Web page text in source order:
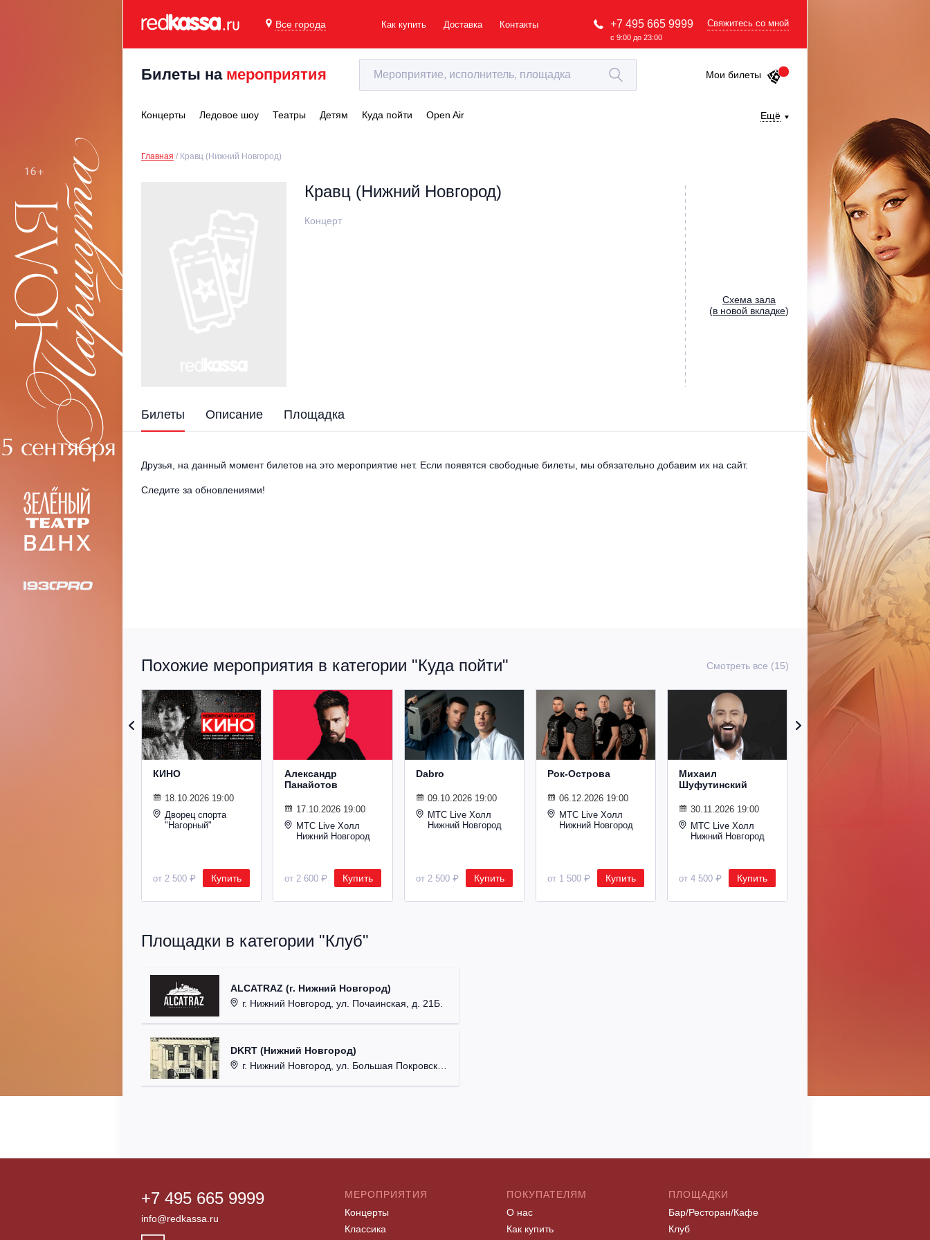
Все города Как купить Доставка Контакты +7 495 665 9999
с 9:00 до 23:00
Свяжитесь со мной
Билеты на мероприятия Мои билеты
Концерты Ледовое шоу Театры Детям Куда пойти Open Air Ещё
Главная Кравц (Нижний Новгород)
Кравц (Нижний Новгород)
Концерт
Cхема зала
(в новой вкладке)
Билеты Описание Площадка
Друзья, на данный момент билетов на это мероприятие нет. Если появятся свободные билеты, мы обязательно добавим их на сайт.
Следите за обновлениями!
Похожие мероприятия в категории "Куда пойти" Смотреть все (15)
КИНО
18.10.2026 19:00
Дворец спорта
"Нагорный"
от 2 500 ₽ Купить
Александр
Панайотов
17.10.2026 19:00
МТС Live Холл
Нижний Новгород
от 2 600 ₽ Купить
Dabro
09.10.2026 19:00
МТС Live Холл
Нижний Новгород
от 2 500 ₽ Купить
Рок-Острова
06.12.2026 19:00
МТС Live Холл
Нижний Новгород
от 1 500 ₽ Купить
Михаил
Шуфутинский
30.11.2026 19:00
МТС Live Холл
Нижний Новгород
от 4 500 ₽ Купить
Площадки в категории "Клуб"
ALCATRAZ (г. Нижний Новгород)
г. Нижний Новгород, ул. Почаинская, д. 21Б.
DKRT (Нижний Новгород)
г. Нижний Новгород, ул. Большая Покровская, д. 18.
+7 495 665 9999
info@redkassa.ru
МЕРОПРИЯТИЯ
Концерты
Классика
ПОКУПАТЕЛЯМ
О нас
Как купить
ПЛОЩАДКИ
Бар/Ресторан/Кафе
Клуб